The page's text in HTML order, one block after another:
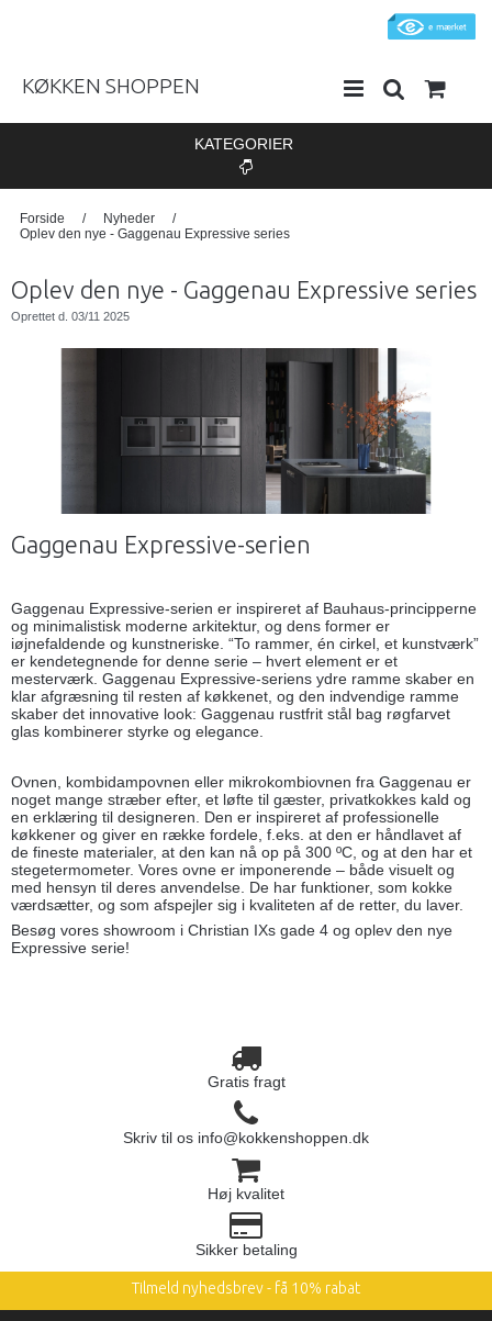
KØKKEN SHOPPEN
KATEGORIER
Forside / Nyheder
/
Oplev den nye - Gaggenau Expressive series
Oplev den nye - Gaggenau Expressive series
Oprettet d. 03/11 2025
Gaggenau Expressive-serien
Gaggenau Expressive-serien er inspireret af Bauhaus-principperne
og minimalistisk moderne arkitektur, og dens former er
iøjnefaldende og kunstneriske. “To rammer, én cirkel, et kunstværk”
er kendetegnende for denne serie – hvert element er et
mesterværk. Gaggenau Expressive-seriens ydre ramme skaber en
klar afgræsning til resten af køkkenet, og den indvendige ramme
skaber det innovative look: Gaggenau rustfrit stål bag røgfarvet
glas kombinerer styrke og elegance.
Ovnen, kombidampovnen eller mikrokombiovnen fra Gaggenau er
noget mange stræber efter, et løfte til gæster, privatkokkes kald og
en erklæring til designeren. Den er inspireret af professionelle
køkkener og giver en række fordele, f.eks. at den er håndlavet af
de fineste materialer, at den kan nå op på 300 ºC, og at den har et
stegetermometer. Vores ovne er imponerende – både visuelt og
med hensyn til deres anvendelse. De har funktioner, som kokke
værdsætter, og som afspejler sig i kvaliteten af de retter, du laver.
Besøg vores showroom i Christian IXs gade 4 og oplev den nye
Expressive serie!
Gratis fragt
Skriv til os info@kokkenshoppen.dk
Høj kvalitet
Sikker betaling
Tilmeld nyhedsbrev - få 10% rabat